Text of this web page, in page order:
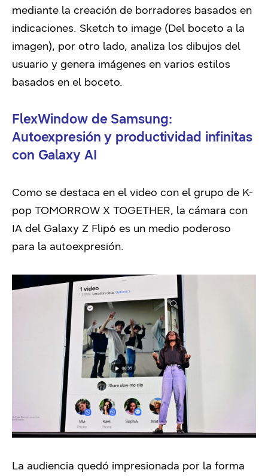
mediante la creación de borradores basados en
indicaciones. Sketch to image (Del boceto a la
imagen), por otro lado, analiza los dibujos del
usuario y genera imágenes en varios estilos
basados en el boceto.
FlexWindow de Samsung:
Autoexpresión y productividad infinitas
con Galaxy AI
Como se destaca en el video con el grupo de K-
pop TOMORROW X TOGETHER, la cámara con
IA del Galaxy Z Flip6 es un medio poderoso
para la autoexpresión.
La audiencia quedó impresionada por la forma